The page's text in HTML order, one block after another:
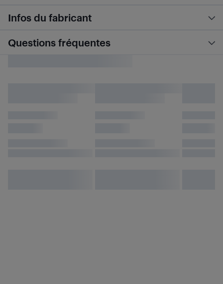
Infos du fabricant
Questions fréquentes